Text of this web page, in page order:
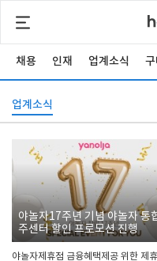
채용 인재 업계소식
업계소식
야놀자17주년 기념 야놀자 통
주센터 할인 프로모션 진행
야놀자제휴점 금융혜택제공 위한 제